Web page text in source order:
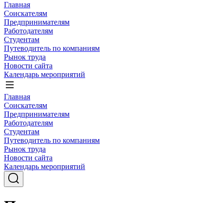
Главная
Соискателям
Предпринимателям
Работодателям
Студентам
Путеводитель по компаниям
Рынок труда
Новости сайта
Календарь мероприятий
Главная
Соискателям
Предпринимателям
Работодателям
Студентам
Путеводитель по компаниям
Рынок труда
Новости сайта
Календарь мероприятий